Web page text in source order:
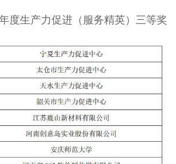
力促进（服务精英）三等奖